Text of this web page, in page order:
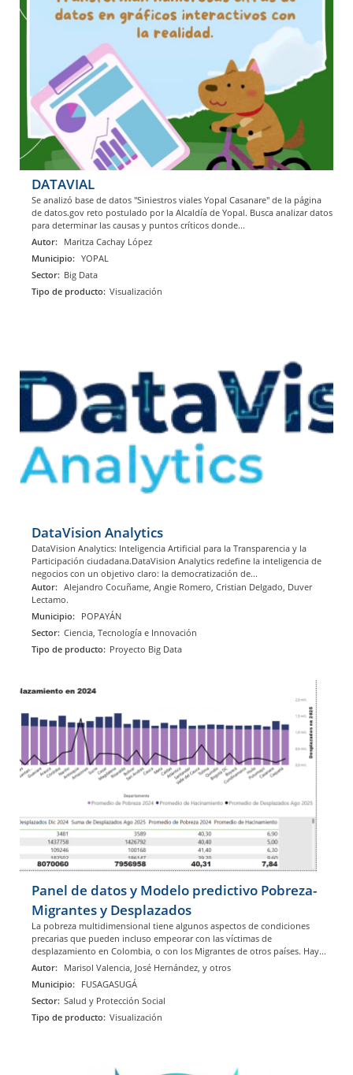
DATAVIAL
Se analizó base de datos "Siniestros viales Yopal Casanare" de la página
de datos.gov reto postulado por la Alcaldía de Yopal. Busca analizar datos
para determinar las causas y puntos críticos donde...
Autor: Maritza Cachay López
Municipio: YOPAL
Sector: Big Data
Tipo de producto: Visualización
DataVision Analytics
DataVision Analytics: Inteligencia Artificial para la Transparencia y la
Participación ciudadana.DataVision Analytics redefine la inteligencia de
negocios con un objetivo claro: la democratización de...
Autor: Alejandro Cocuñame, Angie Romero, Cristian Delgado, Duver
Lectamo.
Municipio: POPAYÁN
Sector: Ciencia, Tecnología e Innovación
Tipo de producto: Proyecto Big Data
Panel de datos y Modelo predictivo Pobreza-
Migrantes y Desplazados
La pobreza multidimensional tiene algunos aspectos de condiciones
precarias que pueden incluso empeorar con las víctimas de
desplazamiento en Colombia, o con los Migrantes de otros países. Hay...
Autor: Marisol Valencia, José Hernández, y otros
Municipio: FUSAGASUGÁ
Sector: Salud y Protección Social
Tipo de producto: Visualización